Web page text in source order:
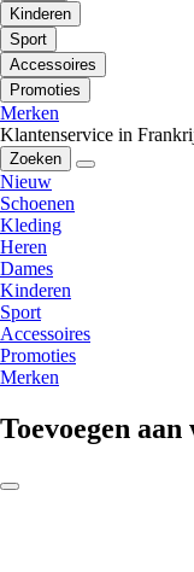
Kinderen
Sport
Accessoires
Promoties
Merken
Klantenservice in
Zoeken
Nieuw
Schoenen
Kleding
Heren
Dames
Kinderen
Sport
Accessoires
Promoties
Merken
Toevoegen